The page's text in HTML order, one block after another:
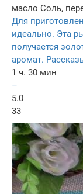
масло Соль,
Для
идеально. Эта
получается
аромат.
1 ч. 30 мин
–
5.0
33